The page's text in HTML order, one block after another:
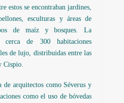
estos se encontraban jardines,
esculturas y áreas de
de maíz y bosques. La
de 300 habitaciones
de lujo, distribuidas entre las
Cispio.
arquitectos como Séverus y
como el uso de bóvedas